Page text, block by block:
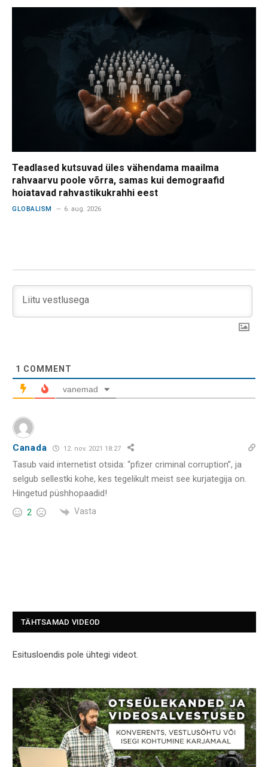
Teadlased kutsuvad üles vähendama maailma
rahvaarvu poole võrra, samas kui demograafid
hoiatavad rahvastikukrahhi eest
GLOBALISM 6. aug. 2026
1 COMMENT
vanemad
Canada 12. nov. 2021 18:27
Tasub vaid internetist otsida: “pfizer criminal corruption”, ja
selgub sellestki kohe, kes tegelikult meist see kurjategija on.
Hingetud püshhopaadid!
2 Vasta
TÄHTSAMAD VIDEOD
Esitusloendis pole ühtegi videot.